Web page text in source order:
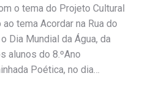
o tema do Projeto Cultural
tema Acordar na Rua do
Dia Mundial da Água, da
alunos do 8.ºAno
Poética, no dia…